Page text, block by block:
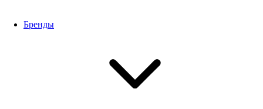
Бренды